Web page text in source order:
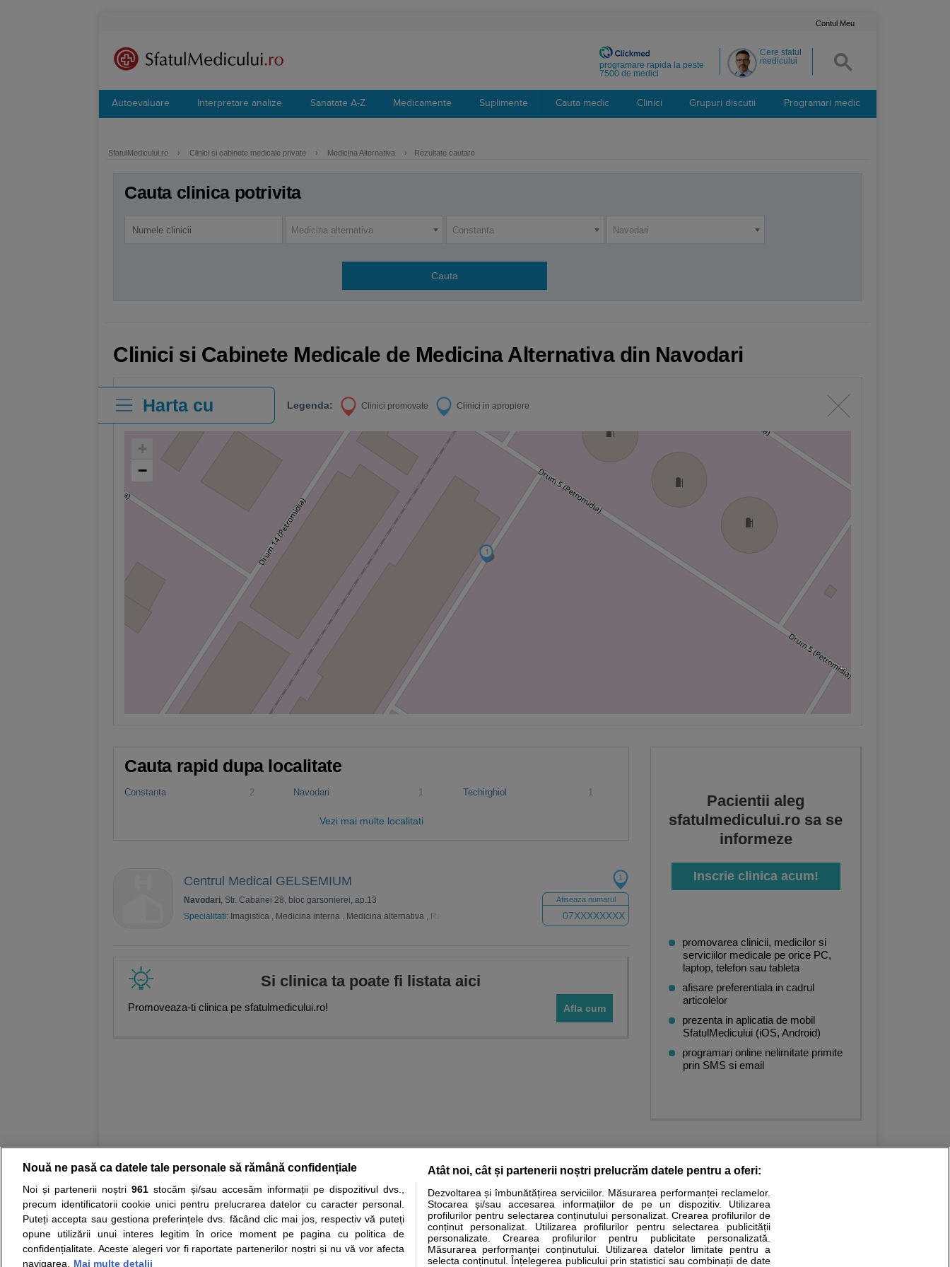
Contul Meu
Cere sfatul
medicului
programare rapida la peste
7500 de medici
Autoevaluare Interpretare analize Sanatate A-Z Medicamente Suplimente Cauta medic Clinici Grupuri discutii Programari medic
SfatulMedicului.ro › Clinici si cabinete medicale private › Medicina Alternativa › Rezultate cautare
Cauta clinica potrivita
Medicina alternativa Constanta Navodari
Clinici si Cabinete Medicale de Medicina Alternativa din Navodari
Harta cu
clinici
Legenda: Clinici promovate Clinici in apropiere
1
+
−
Cauta rapid dupa localitate
Constanta 2 Navodari 1 Techirghiol 1
Vezi mai multe localitati
Centrul Medical GELSEMIUM
Navodari, Str. Cabanei 28, bloc garsonierei, ap.13
Specialitati: Imagistica , Medicina interna , Medicina alternativa , Radiologie Homeopatie
Afiseaza numarul
07XXXXXXXX
1
Si clinica ta poate fi listata aici
Promoveaza-ti clinica pe sfatulmedicului.ro! Afla cum
Pacientii aleg
sfatulmedicului.ro sa se
informeze
Inscrie clinica acum!
promovarea clinicii, medicilor si
serviciilor medicale pe orice PC,
laptop, telefon sau tableta
afisare preferentiala in cadrul
articolelor
prezenta in aplicatia de mobil
SfatulMedicului (iOS, Android)
programari online nelimitate primite
prin SMS si email
Resurse: Autoevaluare simptome Interpretare analize Specialitati medicale Boli si afectiuni Calculatoare Stiri medicale
Opiniile avizate ale medicilor, sfaturile si orice alte informatii despre sanatate disponibile pe sfatulmedicului.ro au scop informativ si educational. Ele nu pot substitui consultul medical direct si
nici diagnosticul stabilit in urma investigatiilor si analizelor medicale. Va sfatuim, ca pe langa informatia primita pe sfatulmedicului.ro sa consultati fie medicul Dvs., fie unul dintre medicii pe care
ii punem la dispozitie pentru programare in sistemul de programari la medic Clickmed.
Nouă ne pasă ca datele tale personale să rămână confidențiale
Noi și partenerii noștri 961stocăm și/sau accesăm informații pe dispozitivul dvs.,
precum identificatorii cookie unici pentru prelucrarea datelor cu caracter personal.
Puteți accepta sau gestiona preferințele dvs. făcând clic mai jos, respectiv vă puteți
opune utilizării unui interes legitim în orice moment pe pagina cu politica de
confidențialitate. Aceste alegeri vor fi raportate partenerilor noștri și nu vă vor afecta
navigarea.
Mai multe detalii
Atât noi, cât și partenerii noștri prelucrăm datele pentru a oferi:
Dezvoltarea și îmbunătățirea serviciilor. Măsurarea performanței reclamelor.
Stocarea și/sau accesarea informațiilor de pe un dispozitiv. Utilizarea
profilurilor pentru selectarea conținutului personalizat. Crearea profilurilor de
conținut personalizat. Utilizarea profilurilor pentru selectarea publicității
personalizate. Crearea profilurilor pentru publicitate personalizată.
Măsurarea performanței conținutului. Utilizarea datelor limitate pentru a
selecta conținutul. Înțelegerea publicului prin statistici sau combinații de date